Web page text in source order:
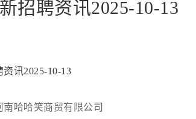
招聘资讯2025-10-13
讯2025-10-13
南哈哈笑商贸有限公司